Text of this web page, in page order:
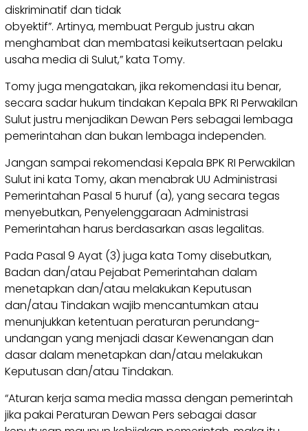
diskriminatif dan tidak
obyektif”. Artinya, membuat Pergub justru akan
menghambat dan membatasi keikutsertaan pelaku
usaha media di Sulut,” kata Tomy.
Tomy juga mengatakan, jika rekomendasi itu benar,
secara sadar hukum tindakan Kepala BPK RI Perwakilan
Sulut justru menjadikan Dewan Pers sebagai lembaga
pemerintahan dan bukan lembaga independen.
Jangan sampai rekomendasi Kepala BPK RI Perwakilan
Sulut ini kata Tomy, akan menabrak UU Administrasi
Pemerintahan Pasal 5 huruf (a), yang secara tegas
menyebutkan, Penyelenggaraan Administrasi
Pemerintahan harus berdasarkan asas legalitas.
Pada Pasal 9 Ayat (3) juga kata Tomy disebutkan,
Badan dan/atau Pejabat Pemerintahan dalam
menetapkan dan/atau melakukan Keputusan
dan/atau Tindakan wajib mencantumkan atau
menunjukkan ketentuan peraturan perundang-
undangan yang menjadi dasar Kewenangan dan
dasar dalam menetapkan dan/atau melakukan
Keputusan dan/atau Tindakan.
“Aturan kerja sama media massa dengan pemerintah
jika pakai Peraturan Dewan Pers sebagai dasar